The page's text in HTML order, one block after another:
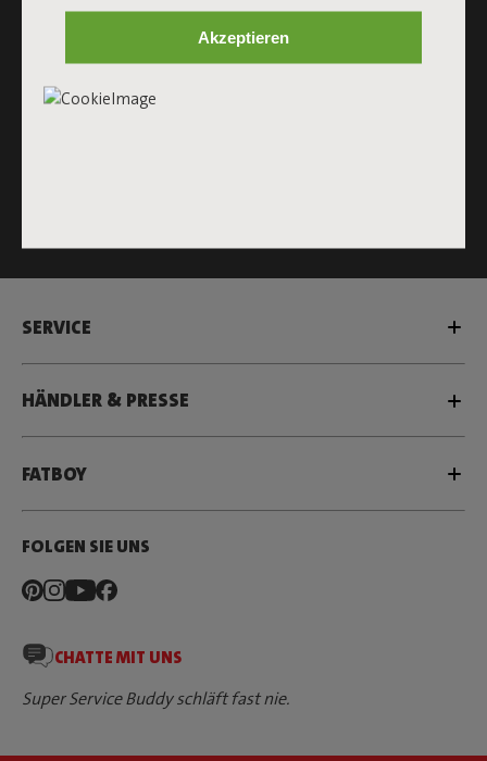
Akzeptieren
ERHALTE 10 % RABATT
Registrieren
SERVICE
HÄNDLER & PRESSE
FATBOY
FOLGEN SIE UNS
CHATTE MIT UNS
Super Service Buddy schläft fast nie.